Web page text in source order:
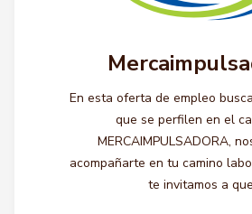
En esta oferta de empleo
que se perfilen en el
MERCAIMPULSADORA,
acompañarte en tu camino
te invitamos a